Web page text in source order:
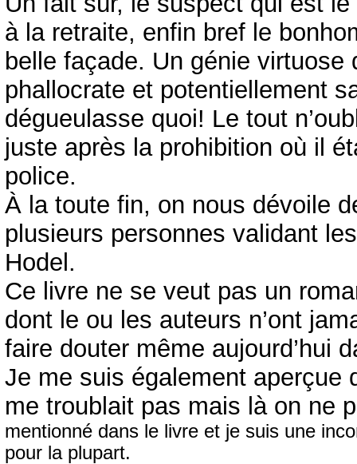
à la retraite, enfin bref le
belle façade. Un génie
phallocrate et potentiellement
dégueulasse quoi! Le tout
juste après la prohibition où il
police.
À la toute fin, on nous dévoile
plusieurs personnes validant
Hodel.
Ce livre ne se veut pas un
dont le ou les auteurs n’ont
faire douter même aujourd’hui
Je me suis également aperçue
me troublait pas mais là on ne
mentionné dans le livre et je suis une
pour la plupart.